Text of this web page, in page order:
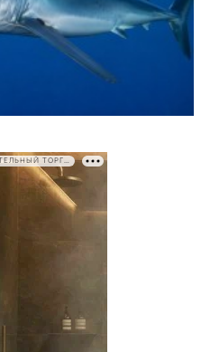
РЕКЛАМА • ООО СТРОИТЕЛЬНЫЙ ТОРГОВЫЙ ДОМ «ПЕТРОВИЧ». ИНН: 7802348846